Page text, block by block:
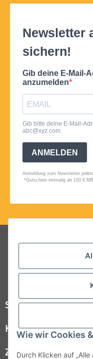
Wie wir Cookies
Durch Klicken auf
Folgt
Steelboxx
Kundenservice